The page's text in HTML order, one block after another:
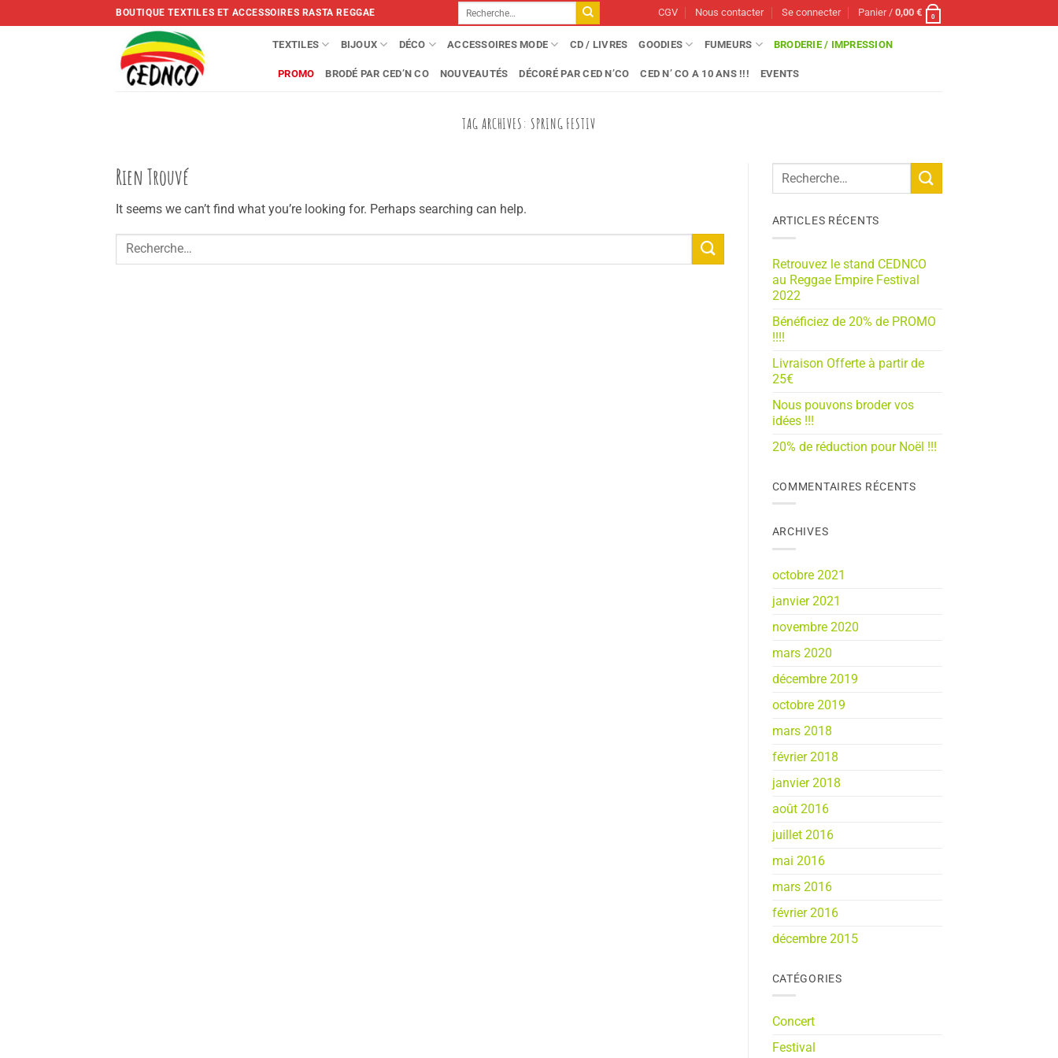
to
BOUTIQUE TEXTILES ET ACCESSOIRES RASTA REGGAE
Recherche
pour :
CGV Nous contacter Se connecter Panier /0,00€ 0
TEXTILES BIJOUX DÉCO ACCESSOIRES MODE CD / LIVRES GOODIES FUMEURS BRODERIE / IMPRESSION
PROMO BRODÉ PAR CED’N CO NOUVEAUTÉS DÉCORÉ PAR CED N’CO CED N’ CO A 10 ANS !!! EVENTS
TAG ARCHIVES: SPRING FESTIV
Rien Trouvé
It seems we can’t find what you’re looking for. Perhaps searching can help.
ARTICLES RÉCENTS
Retrouvez le stand CEDNCO
au Reggae Empire Festival
2022
Bénéficiez de 20% de PROMO
!!!!
Livraison Offerte à partir de
25€
Nous pouvons broder vos
idées !!!
20% de réduction pour Noël !!!
COMMENTAIRES RÉCENTS
ARCHIVES
octobre 2021
janvier 2021
novembre 2020
mars 2020
décembre 2019
octobre 2019
mars 2018
février 2018
janvier 2018
août 2016
juillet 2016
mai 2016
mars 2016
février 2016
décembre 2015
CATÉGORIES
Concert
Festival